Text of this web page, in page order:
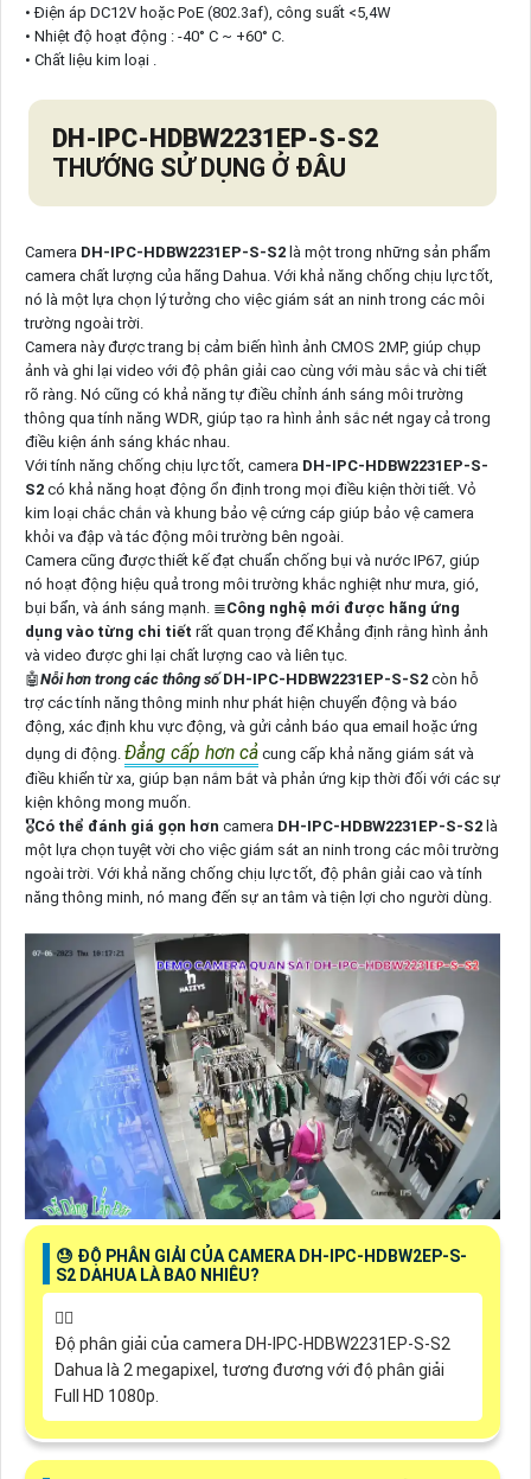
• Điện áp DC12V hoặc PoE (802.3af), công suất <5,4W
• Nhiệt độ hoạt động : -40° C ~ +60° C.
• Chất liệu kim loại .
DH-IPC-HDBW2231EP-S-S2
THƯỚNG SỬ DỤNG Ở ĐÂU
Camera DH-IPC-HDBW2231EP-S-S2 là một trong những sản phẩm
camera chất lượng của hãng Dahua. Với khả năng chống chịu lực tốt,
nó là một lựa chọn lý tưởng cho việc giám sát an ninh trong các môi
trường ngoài trời.
Camera này được trang bị cảm biến hình ảnh CMOS 2MP, giúp chụp
ảnh và ghi lại video với độ phân giải cao cùng với màu sắc và chi tiết
rõ ràng. Nó cũng có khả năng tự điều chỉnh ánh sáng môi trường
thông qua tính năng WDR, giúp tạo ra hình ảnh sắc nét ngay cả trong
điều kiện ánh sáng khác nhau.
Với tính năng chống chịu lực tốt, camera DH-IPC-HDBW2231EP-S-
S2 có khả năng hoạt động ổn định trong mọi điều kiện thời tiết. Vỏ
kim loại chắc chắn và khung bảo vệ cứng cáp giúp bảo vệ camera
khỏi va đập và tác động môi trường bên ngoài.
Camera cũng được thiết kế đạt chuẩn chống bụi và nước IP67, giúp
nó hoạt động hiệu quả trong môi trường khắc nghiệt như mưa, gió,
bụi bẩn, và ánh sáng mạnh. ≣Công nghệ mới được hãng ứng
dụng vào từng chi tiết rất quan trọng để Khẳng định rằng hình ảnh
và video được ghi lại chất lượng cao và liên tục.
🤖️Nỗi hơn trong các thông số DH-IPC-HDBW2231EP-S-S2 còn hỗ
trợ các tính năng thông minh như phát hiện chuyển động và báo
động, xác định khu vực động, và gửi cảnh báo qua email hoặc ứng
dụng di động. Đẳng cấp hơn cảcung cấp khả năng giám sát và
điều khiển từ xa, giúp bạn nắm bắt và phản ứng kịp thời đối với các sự
kiện không mong muốn.
🎖️Có thể đánh giá gọn hơn camera DH-IPC-HDBW2231EP-S-S2 là
một lựa chọn tuyệt vời cho việc giám sát an ninh trong các môi trường
ngoài trời. Với khả năng chống chịu lực tốt, độ phân giải cao và tính
năng thông minh, nó mang đến sự an tâm và tiện lợi cho người dùng.
😓 ĐỘ PHÂN GIẢI CỦA CAMERA DH-IPC-HDBW2EP-S-
S2 DAHUA LÀ BAO NHIÊU?
❤️‍💋‍
Độ phân giải của camera DH-IPC-HDBW2231EP-S-S2
Dahua là 2 megapixel, tương đương với độ phân giải
Full HD 1080p.